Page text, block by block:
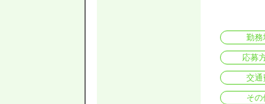
勤務
応募
交通
その